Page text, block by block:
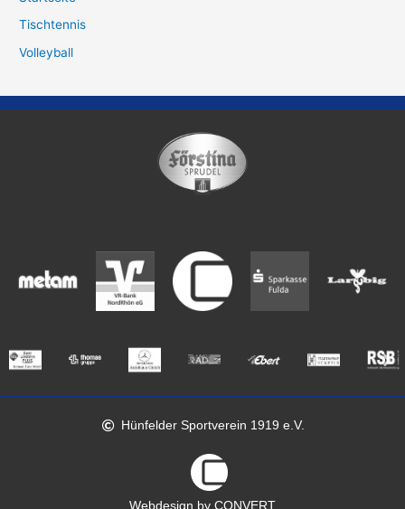
Tischtennis
Volleyball
Hünfelder Sportverein 1919 e.V.
Webdesign by CONVERT